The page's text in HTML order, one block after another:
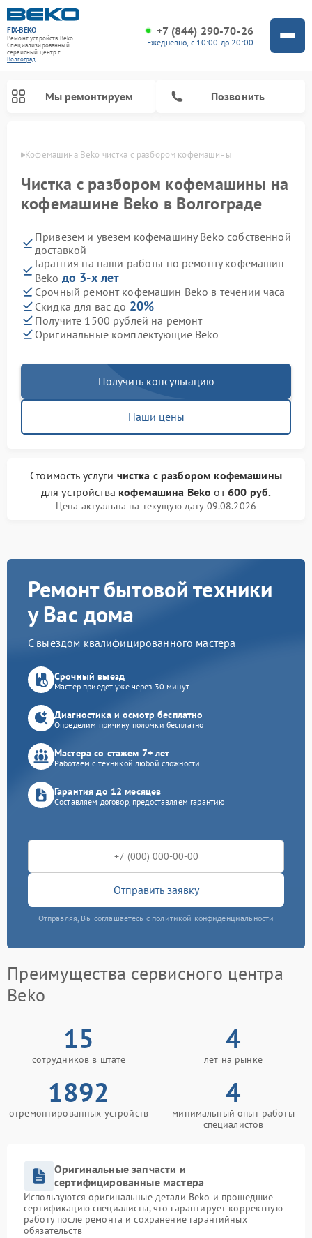
FIX-BEKO
Ремонт устройств Beko
Специализированный
cервисный центр г.
Волгоград
+7 (844) 290-70-26
Ежедневно, с 10:00 до 20:00
Мы ремонтируем Позвонить
Кофемашина Beko чистка с разбором кофемашины
Чистка с разбором кофемашины на
кофемашине Beko в Волгограде
Привезем и увезем кофемашину Beko собственной
доставкой
Гарантия на наши работы по ремонту кофемашин
Beko до 3-х лет
Срочный ремонт кофемашин Beko в течении часа
Скидка для вас до 20%
Получите 1500 рублей на ремонт
Оригинальные комплектующие Beko
Получить консультацию
Наши цены
Стоимость услуги чистка с разбором кофемашины
для устройства кофемашина Beko от600 руб.
Цена актуальна на текущую дату 09.08.2026
Ремонт бытовой техники
у Вас дома
С выездом квалифицированного мастера
Срочный выезд
Мастер приедет уже через 30 минут
Диагностика и осмотр бесплатно
Определим причину поломки бесплатно
Мастера со стажем 7+ лет
Работаем с техникой любой сложности
Гарантия до 12 месяцев
Составляем договор, предоставляем гарантию
Отправить заявку
Отправляя, Вы соглашаетесь с политикой конфиденциальности
Преимущества сервисного центра
Beko
15
сотрудников в штате
4
лет на рынке
1892
отремонтированных устройств
4
минимальный опыт работы
специалистов
Оригинальные запчасти и
сертифицированные мастера
Используются оригинальные детали Beko и прошедшие
сертификацию специалисты, что гарантирует корректную
работу после ремонта и сохранение гарантийных
обязательств